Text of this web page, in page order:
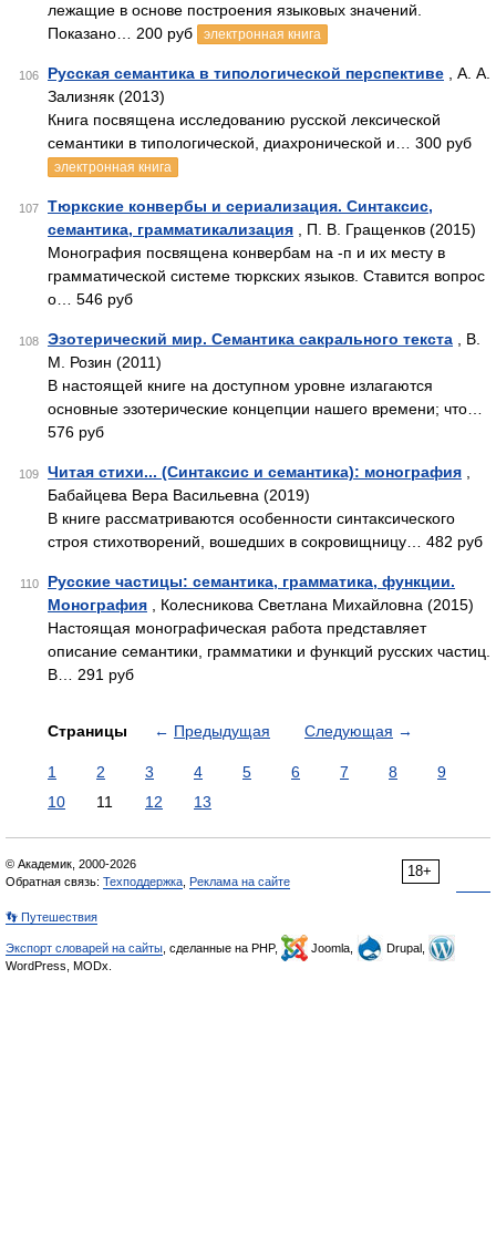
лежащие в основе построения языковых значений.
Показано… 200 руб
электронная книга
106 Русская семантика в типологической перспективе , А. А.
Зализняк (2013)
Книга посвящена исследованию русской лексической
семантики в типологической, диахронической и… 300 руб
электронная книга
107
Тюркские конвербы и сериализация. Синтаксис,
семантика, грамматикализация , П. В. Гращенков (2015)
Монография посвящена конвербам на -п и их месту в
грамматической системе тюркских языков. Ставится вопрос
о… 546 руб
108 Эзотерический мир. Семантика сакрального текста , В.
М. Розин (2011)
В настоящей книге на доступном уровне излагаются
основные эзотерические концепции нашего времени; что…
576 руб
109 Читая стихи... (Синтаксис и семантика): монография
Бабайцева Вера Васильевна (2019)
В книге рассматриваются особенности синтаксического
строя стихотворений, вошедших в сокровищницу… 482 руб
110
Русские частицы: семантика, грамматика, функции.
Монография , Колесникова Светлана Михайловна (2015)
Настоящая монографическая работа представляет
описание семантики, грамматики и функций русских частиц.
В… 291 руб
Страницы ← Предыдущая Следующая →
1 2 3 4 5 6 7 8
9
10
11 12 13
18+
© Академик, 2000-2026
Обратная связь: Техподдержка Реклама на сайте
👣 Путешествия
Экспорт словарей на сайты , сделанные на PHP, Joomla,
Drupal,
WordPress, MODx.